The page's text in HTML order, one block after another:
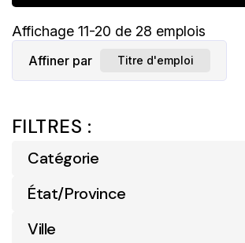
Affichage 11-20 de 28 emplois
Affiner par Titre d'emploi
FILTRES :
Catégorie
Détail
Logistique
État/Province
Terre-Neuve-Et-Labrador
Ville